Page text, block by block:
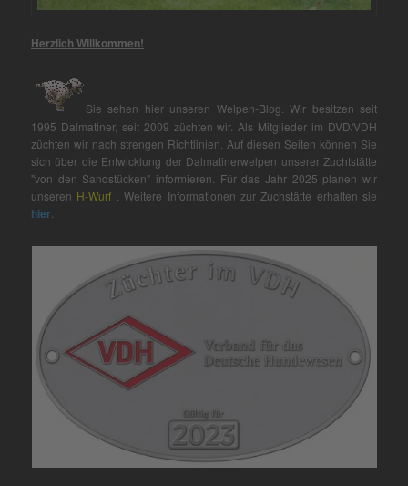
Herzlich Willkommen!
Sie sehen hier unseren Welpen-Blog. Wir besitzen seit
1995 Dalmatiner, seit 2009 züchten wir. Als Mitglieder im DVD/VDH
züchten wir nach strengen Richtlinien. Auf diesen Seiten können Sie
sich über die Entwicklung der Dalmatinerwelpen unserer Zuchtstätte
"von den Sandstücken" informieren. Für das Jahr 2025 planen wir
unseren H-Wurf . Weitere Informationen zur Zuchstätte erhalten sie
hier